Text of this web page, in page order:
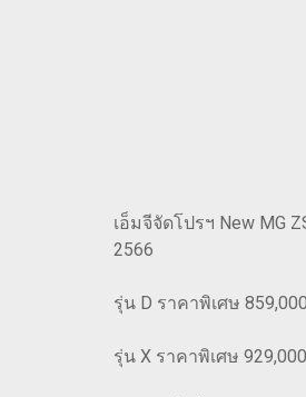
เอ็มจีจัดโปรฯ New MG
2566
รุ่น D ราคาพิเศษ
รุ่น X ราคาพิเศษ